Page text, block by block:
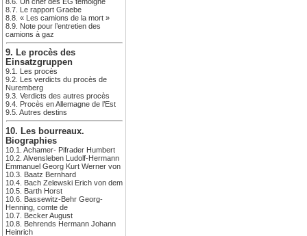
8.7. Le rapport Graebe
8.8. « Les camions de la mort »
8.9. Note pour l’entretien des
camions à gaz
9. Le procès des
Einsatzgruppen
9.1. Les procès
9.2. Les verdicts du procès de
Nuremberg
9.3. Verdicts des autres procès
9.4. Procès en Allemagne de l’Est
9.5. Autres destins
10. Les bourreaux.
Biographies
10.1. Achamer- Pifrader Humbert
10.2. Alvensleben Ludolf-Hermann
Emmanuel Georg Kurt Werner von
10.3. Baatz Bernhard
10.4. Bach Zelewski Erich von dem
10.5. Barth Horst
10.6. Bassewitz-Behr Georg-
Henning, comte de
10.7. Becker August
10.8. Behrends Hermann Johann
Heinrich